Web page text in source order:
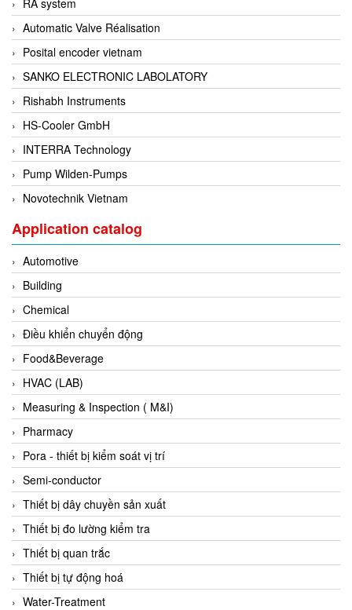
Dias Infrared
DINA Elektronik
Dinel
Di-Soric
Di-Soric
Dixon Valve
Doctor Led Vietnam
DOLD - Autho ANS
Dold Vietnam
Dongdo Tech
Donghwa Valve
Dongkun
Dosing Pump
DR. NEUMANN Peltier-Technik
Driesen Kern
Dropsa Vietnam
Druck
DSTI
DUCATI
Duclean
Dukin Besko
Dunkermotoren
Durag
Dwyer
DYH
Automatic Valve Réalisation
Posital encoder vietnam
SANKO ELECTRONIC LABOLATORY
Rishabh Instruments
HS-Cooler GmbH
INTERRA Technology
Pump Wilden-Pumps
Novotechnik Vietnam
Application catalog
Automotive
Building
Chemical
Điều khiển chuyển động
Food&Beverage
HVAC (LAB)
Measuring & Inspection ( M&I)
Pharmacy
Pora - thiết bị kiểm soát vị trí
Semi-conductor
Thiết bị dây chuyền sản xuất
Thiết bị đo lường kiểm tra
Thiết bị quan trắc
Thiết bị tự động hoá
Water-Treatment